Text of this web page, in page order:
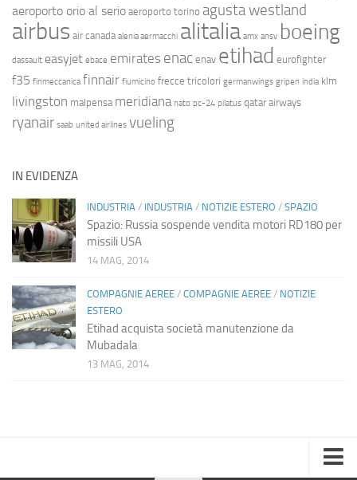
aeroporto orio al serio aeroporto torino agusta westland
airbus air canada alenia aermacchi alitalia amx ansv boeing
dassault easyjet ebace emirates enac enav etihad eurofighter
f35 finmeccanica finnair fiumicino frecce tricolori germanwings gripen india klm
livingston malpensa meridiana nato pc-24 pilatus qatar airways
ryanair saab united airlines vueling
IN EVIDENZA
INDUSTRIA / INDUSTRIA / NOTIZIE ESTERO / SPAZIO
Spazio: Russia sospende vendita motori RD180 per
missili USA
14 MAG, 2014
COMPAGNIE AEREE / COMPAGNIE AEREE / NOTIZIE
ESTERO
Etihad acquista società manutenzione da
Mubadala
13 MAG, 2014